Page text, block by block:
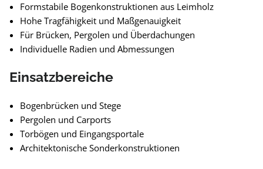
Formstabile Bogenkonstruktionen aus Leimholz
Hohe Tragfähigkeit und Maßgenauigkeit
Für Brücken, Pergolen und Überdachungen
Individuelle Radien und Abmessungen
Einsatzbereiche
Bogenbrücken und Stege
Pergolen und Carports
Torbögen und Eingangsportale
Architektonische Sonderkonstruktionen